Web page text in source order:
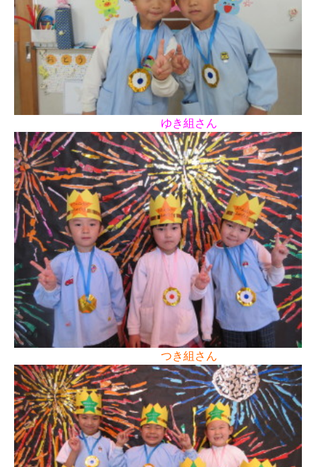
ゆき組さん
つき組さん